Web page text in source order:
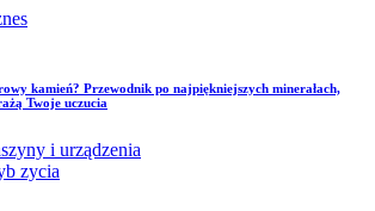
kamień? Przewodnik po najpiękniejszych minerałach,
Twoje uczucia
i urządzenia